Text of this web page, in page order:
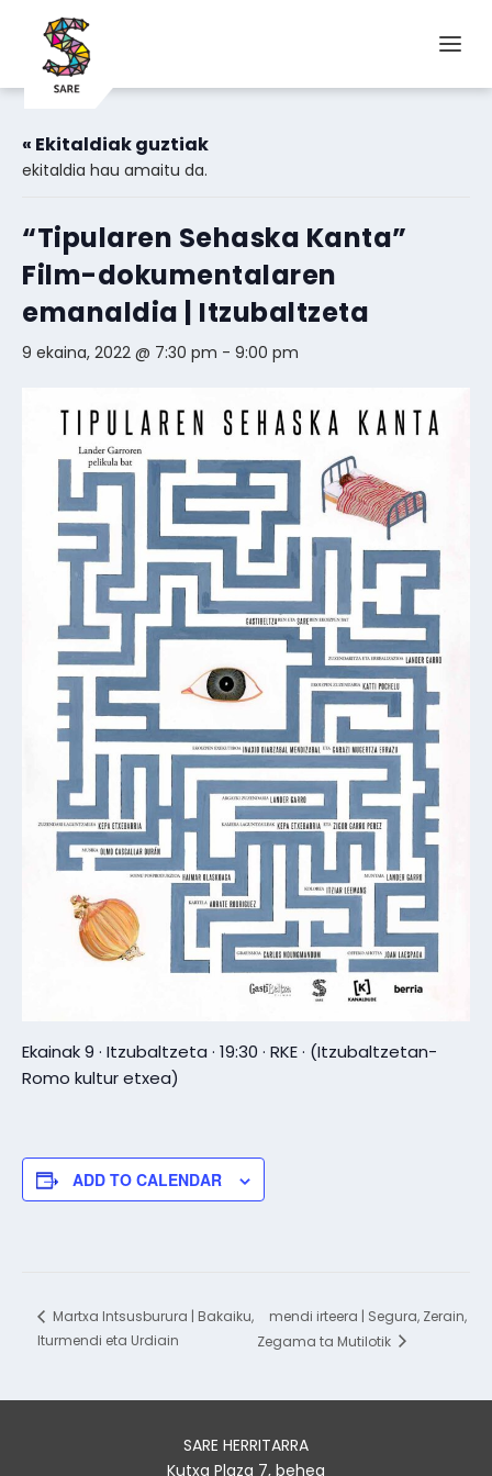
« Ekitaldiak guztiak
ekitaldia hau amaitu da.
“Tipularen Sehaska Kanta”
Film-dokumentalaren
emanaldia | Itzubaltzeta
9 ekaina, 2022 @ 7:30 pm - 9:00 pm
Ekainak 9 · Itzubaltzeta · 19:30 · RKE · (Itzubaltzetan-
Romo kultur etxea)
ADD TO CALENDAR
Martxa Intsusburura | Bakaiku,
Iturmendi eta Urdiain
mendi irteera | Segura, Zerain,
Zegama ta Mutilotik
SARE HERRITARRA
Kutxa Plaza 7, behea